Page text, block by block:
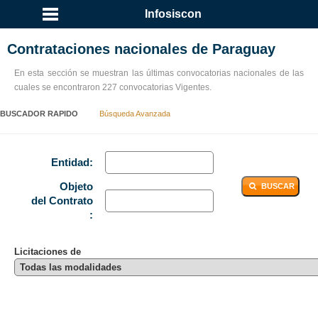
Infosiscon
Contrataciones nacionales de Paraguay
En esta sección se muestran las últimas convocatorias nacionales de las
cuales se encontraron 227 convocatorias Vigentes.
BUSCADOR RAPIDO Búsqueda Avanzada
Entidad:
BUSCAR
Objeto
del Contrato
:
Licitaciones de